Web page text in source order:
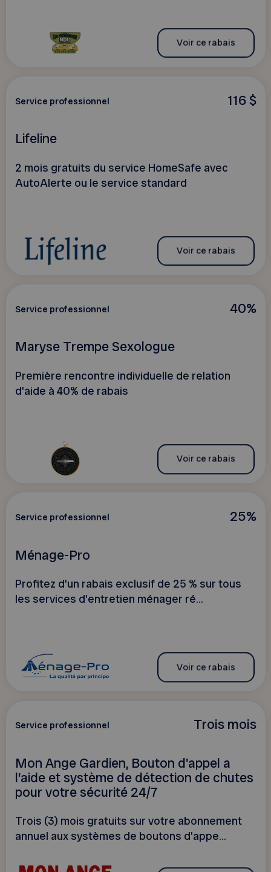
Voir ce rabais
116 $
Service professionnel
Lifeline
2 mois gratuits du service HomeSafe avec
AutoAlerte ou le service standard
Voir ce rabais
40%
Service professionnel
Maryse Trempe Sexologue
Première rencontre individuelle de relation
d'aide à 40% de rabais
Voir ce rabais
25%
Service professionnel
Ménage-Pro
Profitez d'un rabais exclusif de 25 % sur tous
les services d'entretien ménager ré...
Voir ce rabais
Trois mois
Service professionnel
Mon Ange Gardien, Bouton d'appel a
l'aide et système de détection de chutes
pour votre sécurité 24/7
Trois (3) mois gratuits sur votre abonnement
annuel aux systèmes de boutons d'appe...